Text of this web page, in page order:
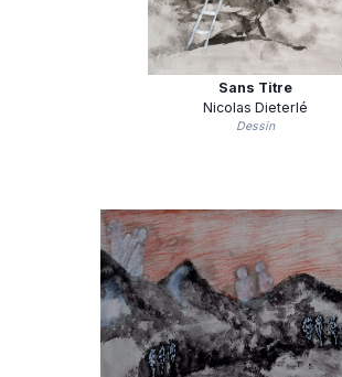
Sans Titre
Nicolas Dieterlé
Dessin